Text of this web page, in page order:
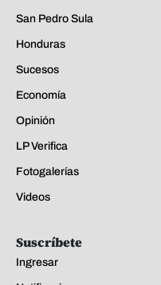
San Pedro Sula
Honduras
Sucesos
Economía
Opinión
LP Verifica
Fotogalerías
Videos
Suscríbete
Ingresar